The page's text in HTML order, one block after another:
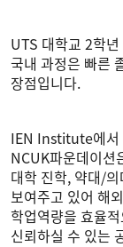
UTS 대학교 2학
국내 과정은 빠른
장점입니다.
IEN Institute에서
NCUK파운데이션
대학 진학, 약대/
보여주고 있어 해
학업역량을 효율
신뢰하실 수 있는